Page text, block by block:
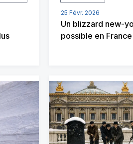
25 Févr. 2026
Un blizzard new-
possible en France